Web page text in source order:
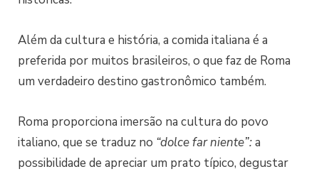
Além da cultura e história, a comida italiana é a
preferida por muitos brasileiros, o que faz de Roma
um verdadeiro destino gastronômico também.
Roma proporciona imersão na cultura do povo
italiano, que se traduz no “dolce far niente”:a
possibilidade de apreciar um prato típico, degustar